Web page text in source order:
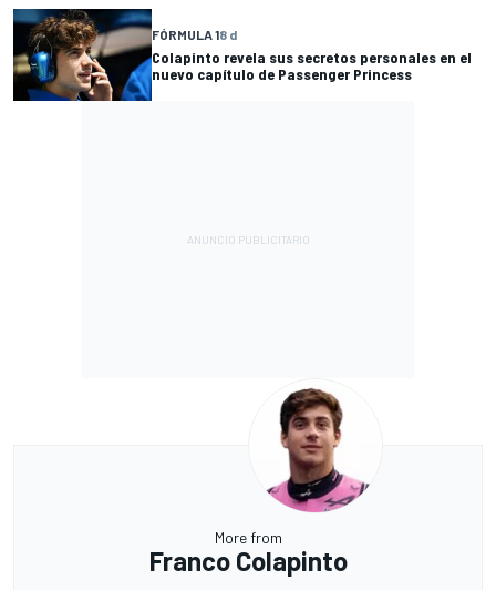
FÓRMULA 18 d
Colapinto revela sus secretos personales en el
nuevo capítulo de Passenger Princess
More from
Franco Colapinto